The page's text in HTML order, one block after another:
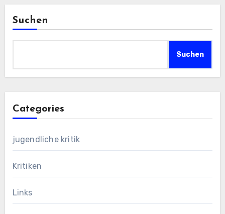
Suchen
Suchen
Categories
jugendliche kritik
Kritiken
Links